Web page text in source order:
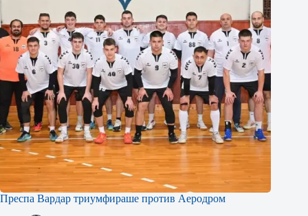
Преспа Вардар триумфираше против Аеродром